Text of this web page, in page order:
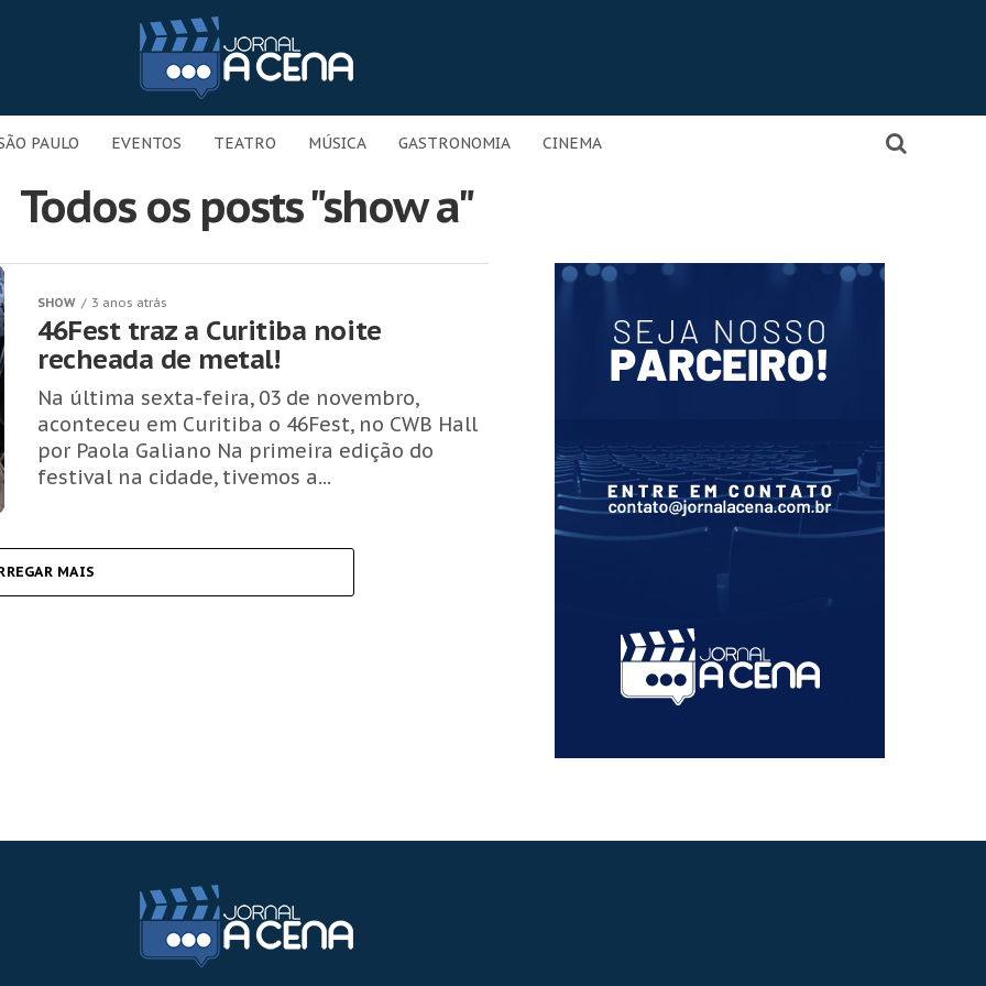
PAULO EVENTOS TEATRO MÚSICA GASTRONOMIA CINEMA
Todos os posts "show a"
SHOW 3 anos atrás
46Fest traz a Curitiba noite
recheada de metal!
Na última sexta-feira, 03 de novembro,
aconteceu em Curitiba o 46Fest, no CWB Hall
por Paola Galiano Na primeira edição do
festival na cidade, tivemos a...
MAIS